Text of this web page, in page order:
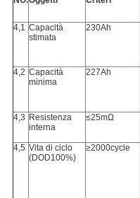
4,1 Capacità
stimata
230Ah
4,2 Capacità
minima
227Ah
4,3 Resistenza
interna
≤25mΩ
4,5 Vita di ciclo
(DOD100%)
≥2000cycle